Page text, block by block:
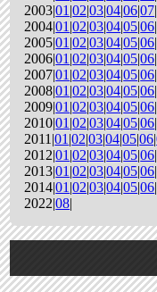
2003|01 |02|03|04|06|07|
2004|01 |02|03|04|05|06|
2005|01 |02|03|04|05|06|
2006|01 |02|03|04|05|06|
2007|01 |02|03|04|05|06|
2008|01 |02|03|04|05|06|
2009|01 |02|03|04|05|06|
2010|01 |02|03|04|05|06|
2011|01 |02|03|04|05|06|
2012|01 |02|03|04|05|06|
2013|01 |02|03|04|05|06|
2014|01 |02|03|04|05|06|
2022|08|